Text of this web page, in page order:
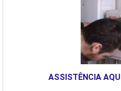
proteção.Para uma maior
investir nos melhores
modernas, garantindo assim, a
mercado.A Master Serviços e
feito a diferença no mercado
comprova sua essência de trazer o
ASSISTÊNCIA